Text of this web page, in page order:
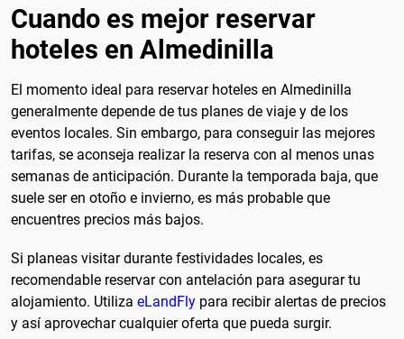
Cuando es mejor reservar
hoteles en Almedinilla
El momento ideal para reservar hoteles en Almedinilla
generalmente depende de tus planes de viaje y de los
eventos locales. Sin embargo, para conseguir las mejores
tarifas, se aconseja realizar la reserva con al menos unas
semanas de anticipación. Durante la temporada baja, que
suele ser en otoño e invierno, es más probable que
encuentres precios más bajos.
Si planeas visitar durante festividades locales, es
recomendable reservar con antelación para asegurar tu
alojamiento. Utiliza eLandFly para recibir alertas de precios
y así aprovechar cualquier oferta que pueda surgir.